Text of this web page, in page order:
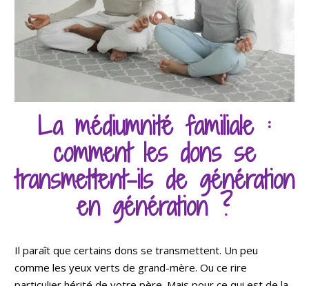
La médiumnité familiale :
comment les dons se
transmettent-ils de génération
en génération ?
Il paraît que certains dons se transmettent. Un peu
comme les yeux verts de grand-mère. Ou ce rire